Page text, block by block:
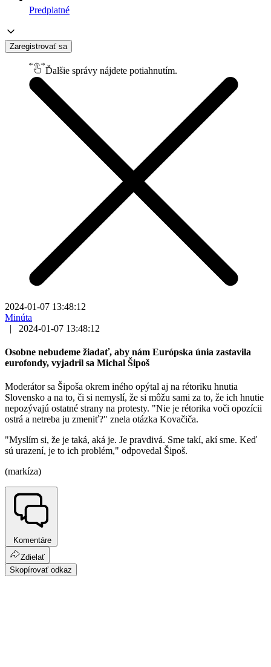
Predplatné
Zaregistrovať sa
Ďalšie správy nájdete potiahnutím.
2024-01-07 13:48:12
Minúta
|
2024-01-07 13:48:12
Osobne nebudeme žiadať, aby nám Európska únia zastavila
eurofondy, vyjadril sa Michal Šipoš
Moderátor sa Šipoša okrem iného opýtal aj na rétoriku hnutia
Slovensko a na to, či si nemyslí, že si môžu sami za to, že ich hnutie
nepozývajú ostatné strany na protesty. "Nie je rétorika voči opozícii
ostrá a netreba ju zmeniť?" znela otázka Kovačiča.
"Myslím si, že je taká, aká je. Je pravdivá. Sme takí, akí sme. Keď
sú urazení, je to ich problém," odpovedal Šipoš.
(markíza)
Komentáre
Zdielať
Skopírovať odkaz